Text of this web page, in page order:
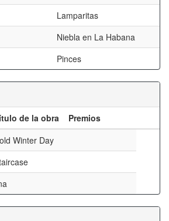
Lamparitas
Niebla en La Habana
Pinces
de la obra
Premios
Winter Day